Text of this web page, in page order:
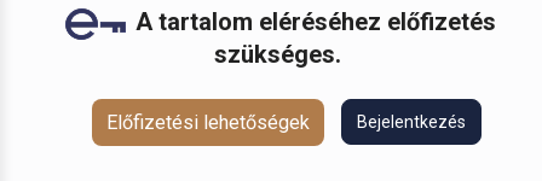
A tartalom eléréséhez előfizetés
szükséges.
Előfizetési lehetőségek Bejelentkezés